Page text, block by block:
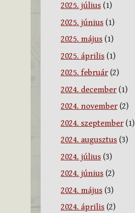
2025. július (1)
2025. június (1)
2025. május (1)
2025. április (1)
2025. február(2)
2024. december(1)
2024. november(2)
2024. szeptember(1)
2024. augusztus (3)
2024. július (3)
2024. június (2)
2024. május (3)
2024. április (2)